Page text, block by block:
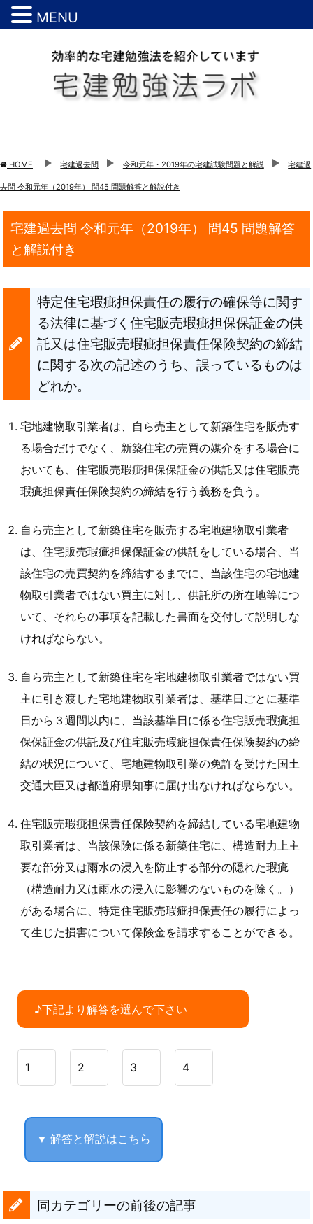
HOME 宅建過去問 令和元年・2019年の宅建試験問題と解説 宅建過
去問 令和元年（2019年） 問45 問題解答と解説付き
宅建過去問 令和元年（2019年） 問45 問題解答
と解説付き
特定住宅瑕疵担保責任の履行の確保等に関す
る法律に基づく住宅販売瑕疵担保保証金の供
託又は住宅販売瑕疵担保責任保険契約の締結
に関する次の記述のうち、誤っているものは
どれか。
宅地建物取引業者は、自ら売主として新築住宅を販売す
る場合だけでなく、新築住宅の売買の媒介をする場合に
おいても、住宅販売瑕疵担保保証金の供託又は住宅販売
瑕疵担保責任保険契約の締結を行う義務を負う。
自ら売主として新築住宅を販売する宅地建物取引業者
は、住宅販売瑕疵担保保証金の供託をしている場合、当
該住宅の売買契約を締結するまでに、当該住宅の宅地建
物取引業者ではない買主に対し、供託所の所在地等につ
いて、それらの事項を記載した書面を交付して説明しな
ければならない。
自ら売主として新築住宅を宅地建物取引業者ではない買
主に引き渡した宅地建物取引業者は、基準日ごとに基準
日から３週間以内に、当該基準日に係る住宅販売瑕疵担
保保証金の供託及び住宅販売瑕疵担保責任保険契約の締
結の状況について、宅地建物取引業の免許を受けた国土
交通大臣又は都道府県知事に届け出なければならない。
住宅販売瑕疵担保責任保険契約を締結している宅地建物
取引業者は、当該保険に係る新築住宅に、構造耐力上主
要な部分又は雨水の浸入を防止する部分の隠れた瑕疵
（構造耐力又は雨水の浸入に影響のないものを除く。）
がある場合に、特定住宅販売瑕疵担保責任の履行によっ
て生じた損害について保険金を請求することができる。
♪下記より解答を選んで下さい
1 2 3 4
▼ 解答と解説はこちら
同カテゴリーの前後の記事
MENU